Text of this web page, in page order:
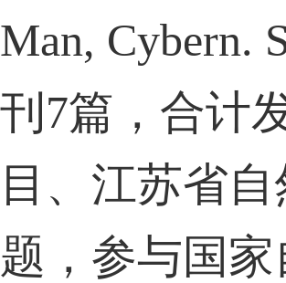
Man, Cybern.
刊 7篇，合计
目、江苏省
题，参与国